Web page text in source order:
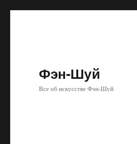
Фэн-Шуй
Все об искусстве Фэн-Шуй